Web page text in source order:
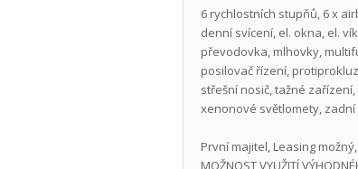
6 rychlostních stupňů, 6 x
denní svícení, el. okna, el.
převodovka, mlhovky,
posilovač řízení,
střešní nosič, tažné
xenonové světlomety, zadní
První majitel, Leasing
MOŽNOST VYUŽITÍ